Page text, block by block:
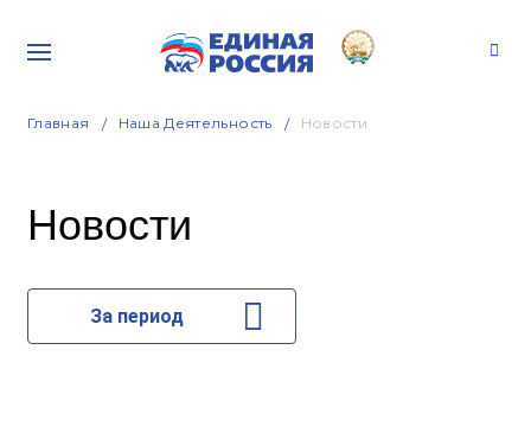
Главная Наша Деятельность Новости
Новости
За период